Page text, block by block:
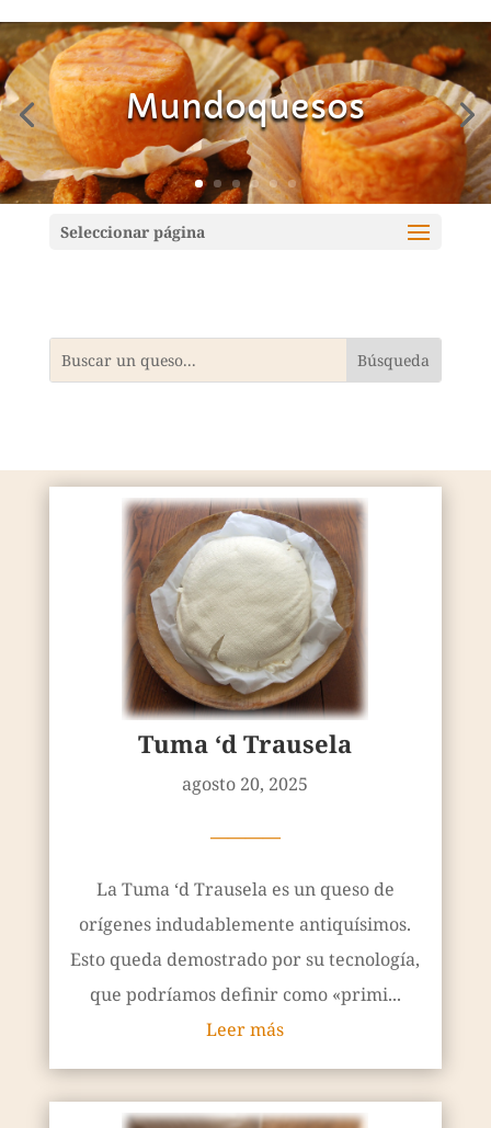
Mundoquesos
Seleccionar página
Tuma ‘d Trausela
agosto 20, 2025
————
La Tuma ‘d Trausela es un queso de
orígenes indudablemente antiquísimos.
Esto queda demostrado por su tecnología,
que podríamos definir como «primi...
Leer más